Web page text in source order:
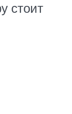
стоит